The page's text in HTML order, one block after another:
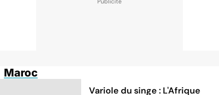
Maroc
Variole du singe : L'Afrique